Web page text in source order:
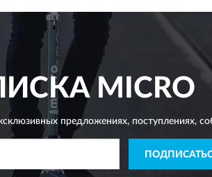
MICRO
предложениях,поступлениях,